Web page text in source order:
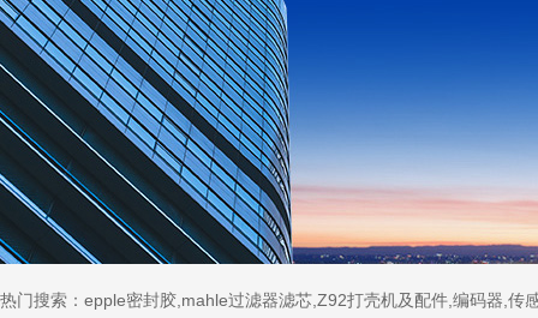
热门搜索：epple密封胶,mahle过滤器滤芯,Z92打壳机及配件,编码器,传